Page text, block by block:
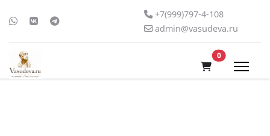
+7(999)797-4-108
admin@vasudeva.ru
0В корзину